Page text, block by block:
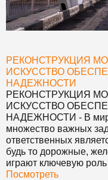
РЕКОНСТРУКЦИЯ
ИСКУССТВО
НАДЕЖНОСТИ
РЕКОНСТРУКЦИЯ
ИСКУССТВО
НАДЕЖНОСТИ - В
множество важных
ответственных
будь то дорожные,
играют ключевую
Посмотреть